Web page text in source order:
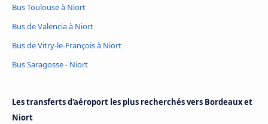
Bus Toulouse à Niort
Bus de Valencia à Niort
Bus de Vitry-le-François à Niort
Bus Saragosse - Niort
Les transferts d'aéroport les plus recherchés vers Bordeaux et
Niort